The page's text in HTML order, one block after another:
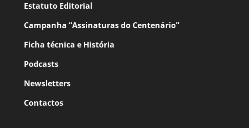
Estatuto Editorial
Campanha “Assinaturas do Centenário”
Ficha técnica e História
Podcasts
Newsletters
Contactos